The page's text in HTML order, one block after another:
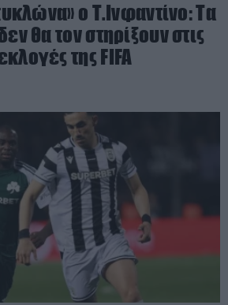
ο Τ.Ινφαντίνο: Τα
θα τον στηρίξουν στις
της FIFA